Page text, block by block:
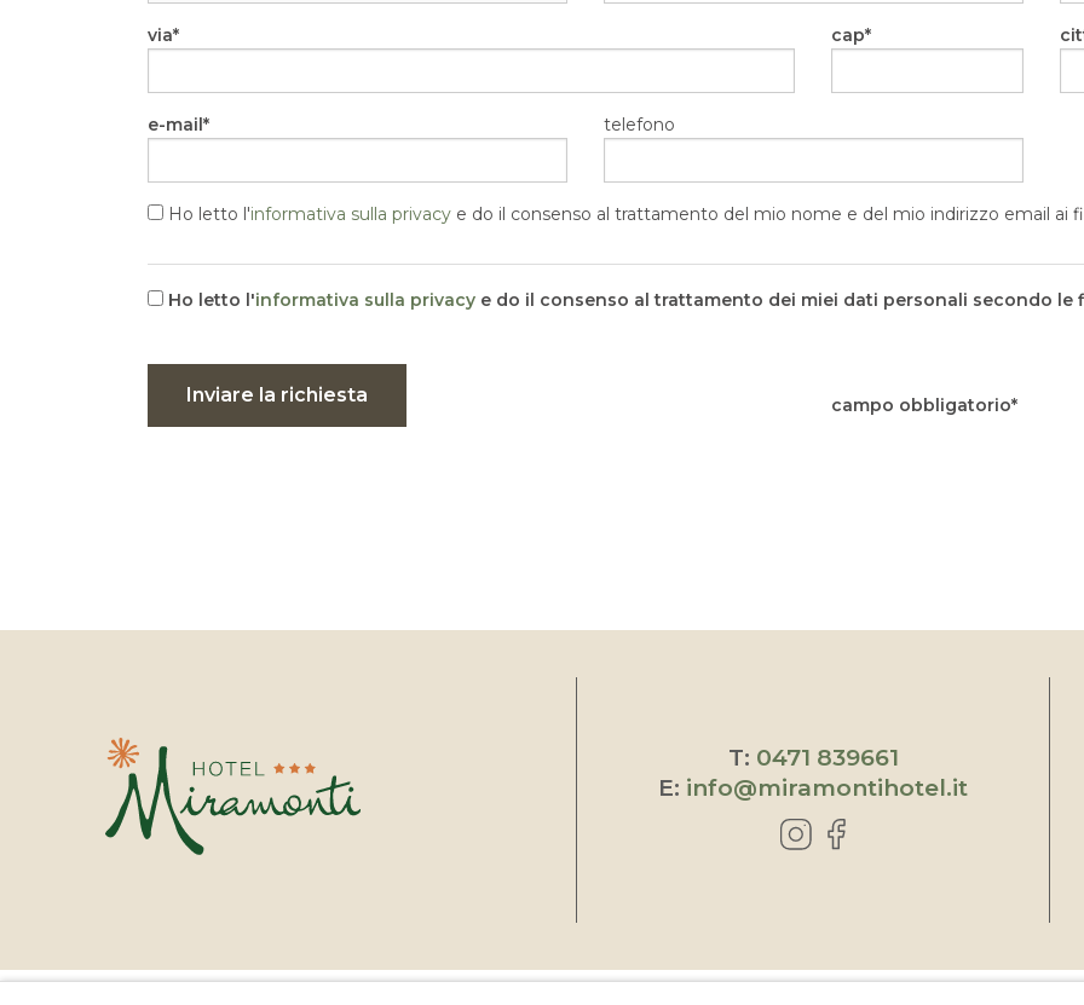
via cap
e-mail telefono
Ho letto l'informativa sulla privacye do il consenso al trattamento del mio nome e del mio indirizzo email ai
Ho letto l'informativa sulla privacye do il consenso al trattamento dei miei dati personali secondo le
Inviare la richiesta campo obbligatorio
T: 0471 839661
E: info@miramontihotel.it